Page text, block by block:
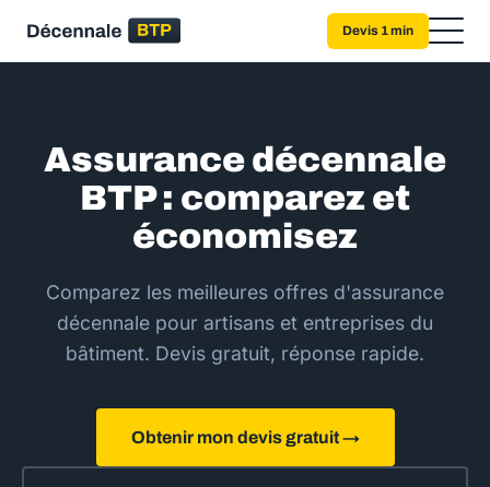
Devis 1 min
Assurance décennale
BTP : comparez et
économisez
Comparez les meilleures offres d'assurance
décennale pour artisans et entreprises du
bâtiment. Devis gratuit, réponse rapide.
Obtenir mon devis gratuit →